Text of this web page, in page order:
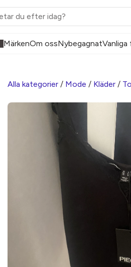
MärkenOm ossNybegagnatVanliga
Alla kategorier / Mode / Kläder /